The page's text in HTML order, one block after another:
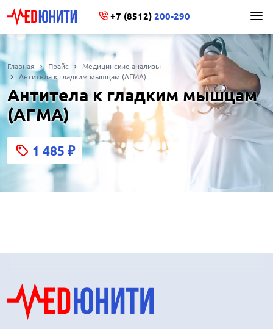
+7 (8512) 200-290
Главная Прайс
Медицинские анализы
Антитела к гладким мышцам (АГМА)
Антитела к гладким мышцам
(АГМА)
1 485 ₽